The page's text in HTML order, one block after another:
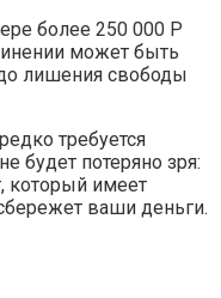
более 250 000 Р
может быть
лишения свободы
требуется
будет потеряно зря:
который имеет
ваши деньги.